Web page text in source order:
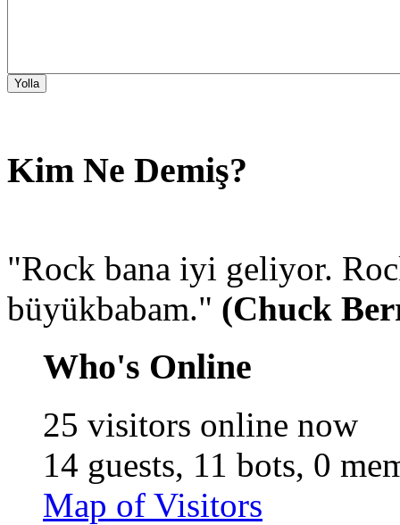
Kim Ne Demiş?
"Rock bana iyi geliyor.
büyükbabam." (Chuck
Who's Online
25 visitors online now
14 guests, 11 bots, 0
Map of Visitors